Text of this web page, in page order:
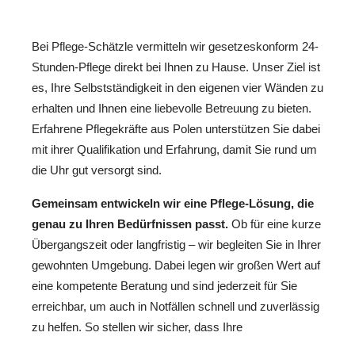
Bei Pflege-Schätzle vermitteln wir gesetzeskonform 24-
Stunden-Pflege direkt bei Ihnen zu Hause. Unser Ziel ist
es, Ihre Selbstständigkeit in den eigenen vier Wänden zu
erhalten und Ihnen eine liebevolle Betreuung zu bieten.
Erfahrene Pflegekräfte aus Polen unterstützen Sie dabei
mit ihrer Qualifikation und Erfahrung, damit Sie rund um
die Uhr gut versorgt sind.
Gemeinsam entwickeln wir eine Pflege-Lösung, die
genau zu Ihren Bedürfnissen passt. Ob für eine kurze
Übergangszeit oder langfristig – wir begleiten Sie in Ihrer
gewohnten Umgebung. Dabei legen wir großen Wert auf
eine kompetente Beratung und sind jederzeit für Sie
erreichbar, um auch in Notfällen schnell und zuverlässig
zu helfen. So stellen wir sicher, dass Ihre